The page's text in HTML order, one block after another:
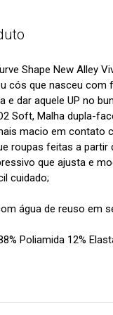
Shape New Alley
cós que nasceu
e dar aquele UP no
Soft, Malha dupla-
macio em
roupas feitas a
que ajusta e
cuidado;
água de reuso em
Poliamida 12%